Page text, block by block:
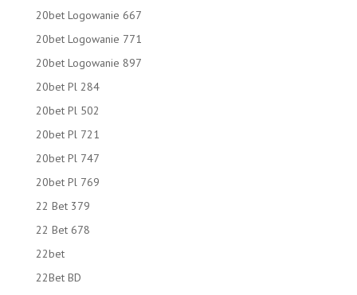
20bet Logowanie 667
20bet Logowanie 771
20bet Logowanie 897
20bet Pl 284
20bet Pl 502
20bet Pl 721
20bet Pl 747
20bet Pl 769
22 Bet 379
22 Bet 678
22bet
22Bet BD